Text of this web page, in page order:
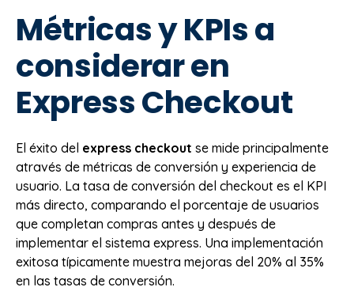
Métricas y KPIs a
considerar en
Express Checkout
El éxito del express checkout se mide principalmente
através de métricas de conversión y experiencia de
usuario. La tasa de conversión del checkout es el KPI
más directo, comparando el porcentaje de usuarios
que completan compras antes y después de
implementar el sistema express. Una implementación
exitosa típicamente muestra mejoras del 20% al 35%
en las tasas de conversión.